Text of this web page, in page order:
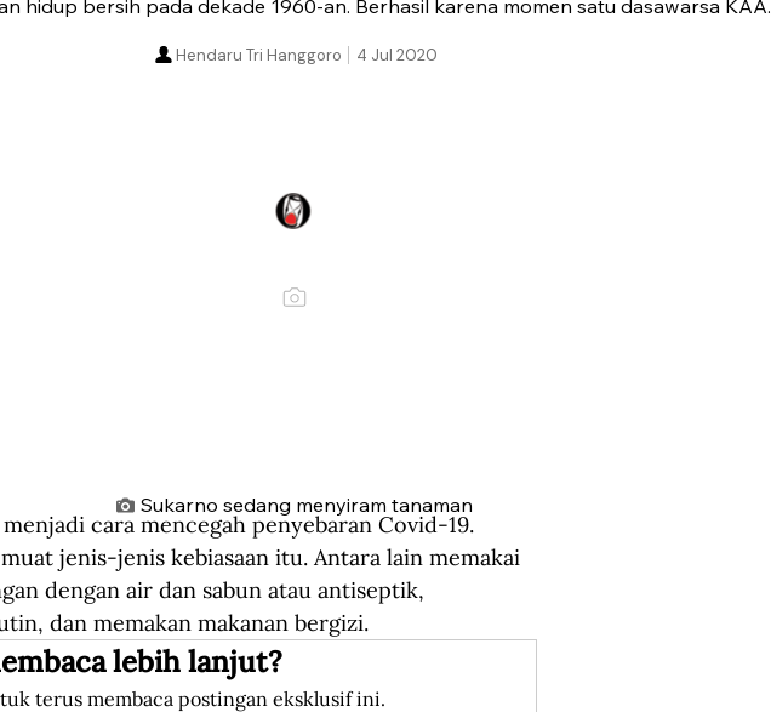
hidup bersih pada dekade 1960-an. Berhasil karena momen satu dasawarsa KAA.
4 Jul 2020
Hendaru Tri Hanggoro
Sukarno sedang menyiram tanaman
cara mencegah penyebaran Covid-19.
jenis-jenis kebiasaan itu. Antara lain memakai
dengan air dan sabun atau antiseptik,
dan memakan makanan bergizi.
lebih lanjut?
terus membaca postingan eksklusif ini.